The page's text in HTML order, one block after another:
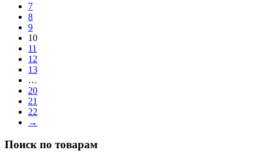
7
8
9
10
11
12
13
…
20
21
22
→
Поиск по товарам